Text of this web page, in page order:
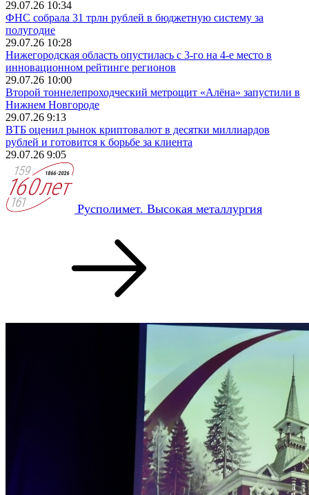
29.07.26 10:34
ФНС собрала 31 трлн рублей в бюджетную систему за
полугодие
29.07.26 10:28
Нижегородская область опустилась с 3-го на 4-е место в
инновационном рейтинге регионов
29.07.26 10:00
Второй тоннелепроходческий метрощит «Алёна» запустили в
Нижнем Новгороде
29.07.26 9:13
ВТБ оценил рынок криптовалют в десятки миллиардов
рублей и готовится к борьбе за клиента
29.07.26 9:05
Русполимет. Высокая металлургия